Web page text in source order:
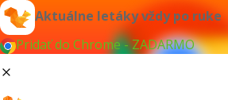
Aktuálne letáky vždy po ruke
Pridať do Chrome - ZADARMO